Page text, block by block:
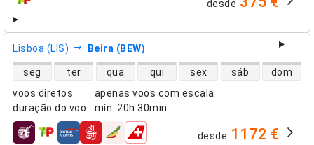
companhias aéreas desde
Lisboa (LIS) Beira (BEW)
voos diretos:
apenas voos com escala
duração do voo: mín. 20h 30min
disponibilidade de voos diretos
seg ter qua qui sex sáb dom
companhias aéreas desde 1172 €